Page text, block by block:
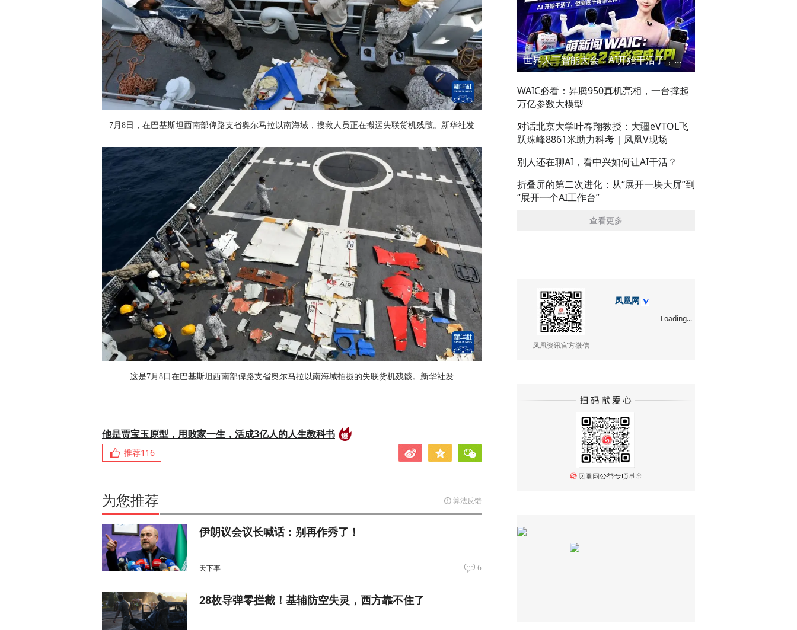
7月8日，在巴基斯坦西南部俾路支省奥尔马拉以南海域，搜救人员正在搬运失联货机残骸。新华社发
这是7月8日在巴基斯坦西南部俾路支省奥尔马拉以南海域拍摄的失联货机残骸。新华社发
他是贾宝玉原型，用败家一生，活成3亿人的人生教科书
推荐116
为您推荐 算法反馈
伊朗议会议长喊话：别再作秀了！
天下事 6
28枚导弹零拦截！基辅防空失灵，西方靠不住了
世界人工智能大会：AI开始干活了，但到底干的怎么样？萌新闯WAIC
WAIC必看：昇腾950真机亮相，一台撑起
万亿参数大模型
对话北京大学叶春翔教授：大疆eVTOL飞
跃珠峰8861米助力科考｜凤凰V现场
别人还在聊AI，看中兴如何让AI干活？
折叠屏的第二次进化：从“展开一块大屏”到
“展开一个AI工作台”
查看更多
凤凰资讯官方微信
凤凰网
Loading...